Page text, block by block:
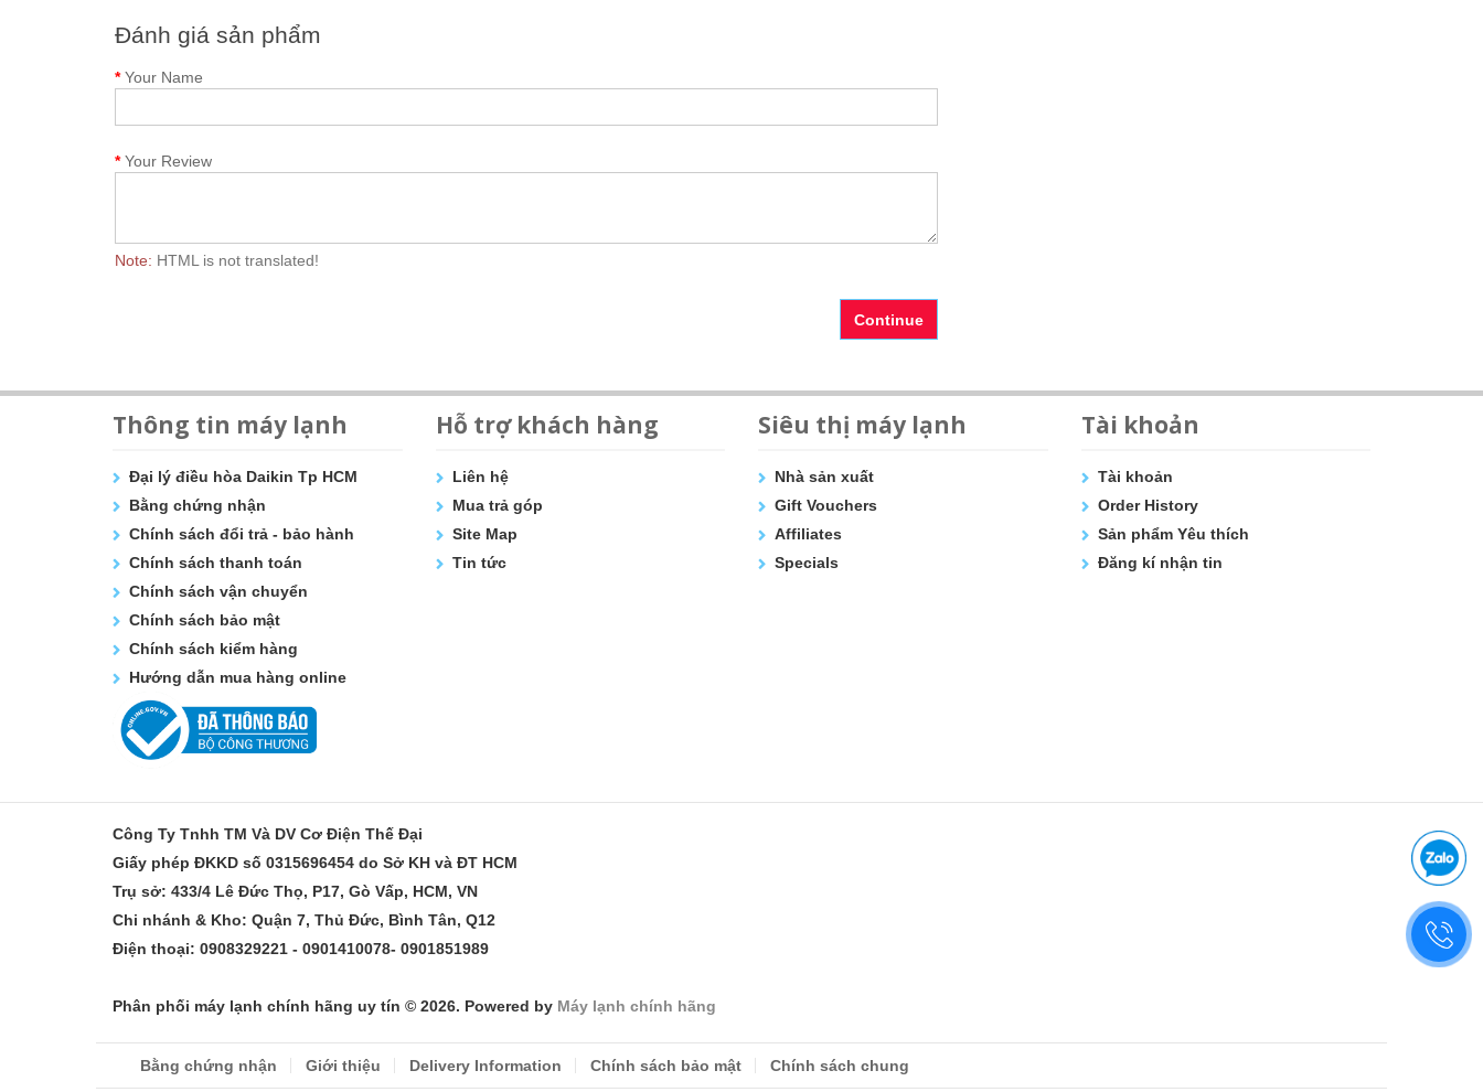
Đánh giá sản phẩm
Your Name
Your Review
Note: HTML is not translated!
Continue
Thông tin máy lạnh
Đại lý điều hòa Daikin Tp HCM
Bằng chứng nhận
Chính sách đổi trả - bảo hành
Chính sách thanh toán
Chính sách vận chuyển
Chính sách bảo mật
Chính sách kiểm hàng
Hướng dẫn mua hàng online
Hỗ trợ khách hàng
Liên hệ
Mua trả góp
Site Map
Tin tức
Siêu thị máy lạnh
Nhà sản xuất
Gift Vouchers
Affiliates
Specials
Tài khoản
Tài khoản
Order History
Sản phẩm Yêu thích
Đăng kí nhận tin
Công Ty Tnhh TM Và DV Cơ Điện Thế Đại
Giấy phép ĐKKD số 0315696454 do Sở KH và ĐT HCM
Trụ sở: 433/4 Lê Đức Thọ, P17, Gò Vấp, HCM, VN
Chi nhánh & Kho: Quận 7, Thủ Đức, Bình Tân, Q12
Điện thoại: 0908329221 - 0901410078- 0901851989
Phân phối máy lạnh chính hãng uy tín © 2026. Powered by Máy lạnh chính hãng
Bằng chứng nhận Giới thiệu Delivery Information Chính sách bảo mật Chính sách chung